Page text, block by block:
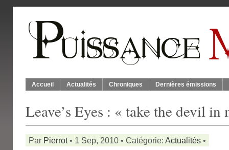
Accueil Actualités Chroniques Dernières émissions
Leave’s Eyes : « take the devil in
Par Pierrot• 1 Sep, 2010 • Catégorie: Actualités •